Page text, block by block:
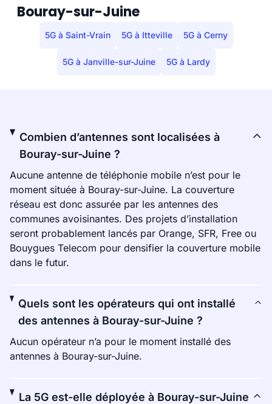
Bouray-sur-Juine
5G à Saint-Vrain 5G à Itteville 5G à Cerny
5G à Janville-sur-Juine 5G à Lardy
Combien d’antennes sont localisées à
Bouray-sur-Juine ?
Aucune antenne de téléphonie mobile n’est pour le
moment située à Bouray-sur-Juine. La couverture
réseau est donc assurée par les antennes des
communes avoisinantes. Des projets d’installation
seront probablement lancés par Orange, SFR, Free ou
Bouygues Telecom pour densifier la couverture mobile
dans le futur.
Quels sont les opérateurs qui ont installé
des antennes à Bouray-sur-Juine ?
Aucun opérateur n’a pour le moment installé des
antennes à Bouray-sur-Juine.
La 5G est-elle déployée à Bouray-sur-Juine